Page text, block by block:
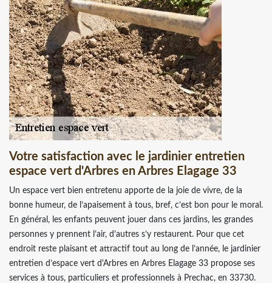
Votre satisfaction avec le jardinier entretien
espace vert d'Arbres en Arbres Elagage 33
Un espace vert bien entretenu apporte de la joie de vivre, de la
bonne humeur, de l’apaisement à tous, bref, c’est bon pour le moral.
En général, les enfants peuvent jouer dans ces jardins, les grandes
personnes y prennent l’air, d’autres s’y restaurent. Pour que cet
endroit reste plaisant et attractif tout au long de l’année, le jardinier
entretien d’espace vert d'Arbres en Arbres Elagage 33 propose ses
services à tous, particuliers et professionnels à Prechac, en 33730.